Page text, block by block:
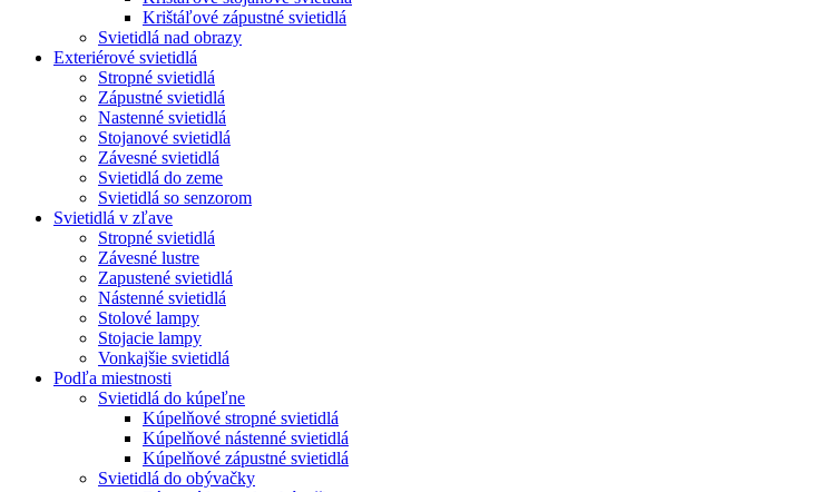
Krištáľové zápustné svietidlá
Svietidlá nad obrazy
Exteriérové svietidlá
Stropné svietidlá
Zápustné svietidlá
Nastenné svietidlá
Stojanové svietidlá
Závesné svietidlá
Svietidlá do zeme
Svietidlá so senzorom
Svietidlá v zľave
Stropné svietidlá
Závesné lustre
Zapustené svietidlá
Nástenné svietidlá
Stolové lampy
Stojacie lampy
Vonkajšie svietidlá
Podľa miestnosti
Svietidlá do kúpeľne
Kúpelňové stropné svietidlá
Kúpelňové nástenné svietidlá
Kúpelňové zápustné svietidlá
Svietidlá do obývačky